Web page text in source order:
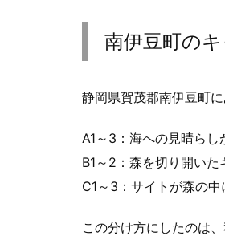
南伊豆町の
静岡県賀茂郡南伊豆町
A1～3：海への見晴らし
B1～2：森を切り開いた
C1～3：サイトが森の中
この分け方にしたのは